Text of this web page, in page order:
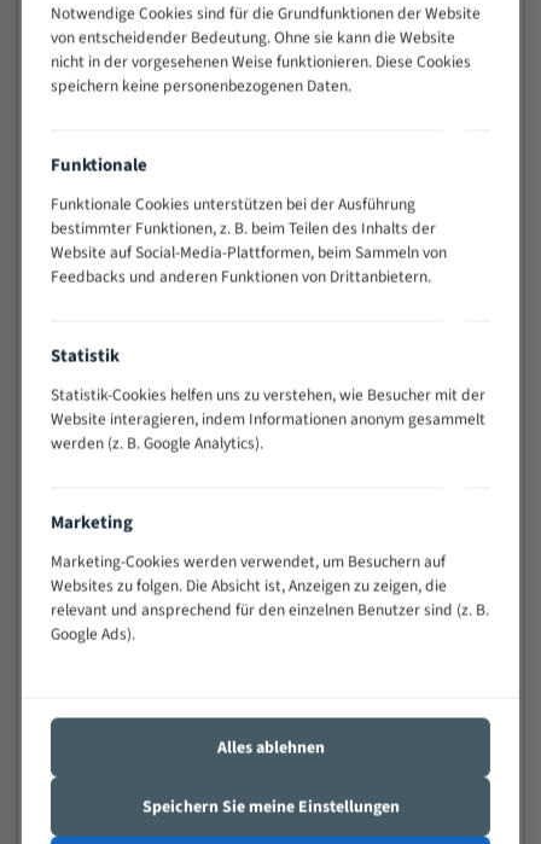
80 - 180
3/4
130 -
350
2/3
200 -
600
> 500
0,75/1,25
Vorteile:
Widerstandsfähig gegen Zahnbruch auch bei
schwierigen Werkstücken (Materialmischung,
wechselnde Verbindungslängen)
Sehr geringe Vibration
Positiver Spanwinkel
Bandkörper aus hochlegiertem Federstahl
Nichteisenmetalle
Notwendige Cookies sind für die Grundfunktionen der Website
von entscheidender Bedeutung. Ohne sie kann die Website
nicht in der vorgesehenen Weise funktionieren. Diese Cookies
speichern keine personenbezogenen Daten.
Funktionale
Funktionale Cookies unterstützen bei der Ausführung
bestimmter Funktionen, z. B. beim Teilen des Inhalts der
Website auf Social-Media-Plattformen, beim Sammeln von
Feedbacks und anderen Funktionen von Drittanbietern.
Statistik
Statistik-Cookies helfen uns zu verstehen, wie Besucher mit der
Website interagieren, indem Informationen anonym gesammelt
werden (z. B. Google Analytics).
Marketing
Marketing-Cookies werden verwendet, um Besuchern auf
Websites zu folgen. Die Absicht ist, Anzeigen zu zeigen, die
relevant und ansprechend für den einzelnen Benutzer sind (z. B.
Google Ads).
Alles ablehnen
Speichern Sie meine Einstellungen